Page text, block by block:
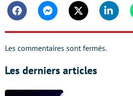
FacebookMessengerTwitter
Les commentaires sont fermés.
Les derniers articles